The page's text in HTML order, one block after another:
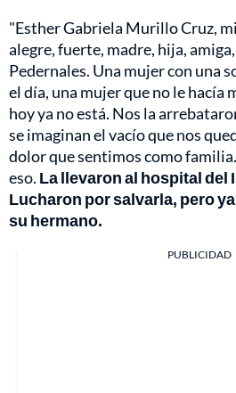
"Esther Gabriela Murillo Cruz,
alegre, fuerte, madre, hija,
Pedernales. Una mujer con una
el día, una mujer que no le hacía
hoy ya no está. Nos la
se imaginan el vacío que nos
dolor que sentimos como
eso. La llevaron al hospital del
Lucharon por salvarla, pero
su hermano.
PUBLICIDAD